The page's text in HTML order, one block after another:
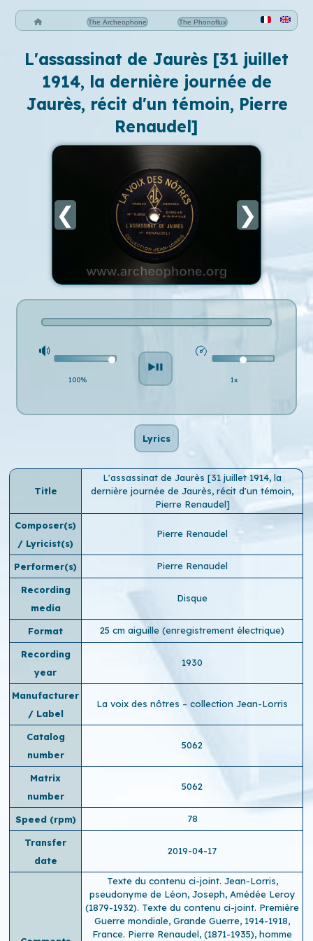
The Archeophone The Phonoflux
L'assassinat de Jaurès [31 juillet
1914, la dernière journée de
Jaurès, récit d'un témoin, Pierre
Renaudel]
❮ ❯
100% 1x
Lyrics
Title
L'assassinat de Jaurès [31 juillet 1914, la
dernière journée de Jaurès, récit d'un témoin,
Pierre Renaudel]
Composer(s)
/ Lyricist(s)
Pierre Renaudel
Performer(s) Pierre Renaudel
Recording
media
Disque
Format 25 cm aiguille (enregistrement électrique)
Recording
year
1930
Manufacturer
/ Label
La voix des nôtres – collection Jean-Lorris
Catalog
number
5062
Matrix
number
5062
Speed ​​(rpm) 78
Transfer
date
2019-04-17
Texte du contenu ci-joint. Jean-Lorris,
pseudonyme de Léon, Joseph, Amédée Leroy
(1879-1932). Texte du contenu ci-joint. Première
Guerre mondiale, Grande Guerre, 1914-1918,
France. Pierre Renaudel, (1871-1935), homme